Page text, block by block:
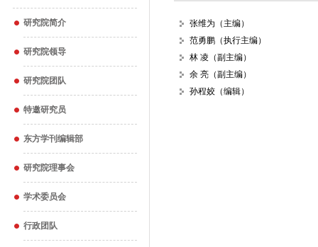
研究院简介
研究院领导
研究院团队
特邀研究员
东方学刊编辑部
研究院理事会
学术委员会
行政团队
张维为（主编）
范勇鹏（执行主编）
林 凌（副主编）
余 亮（副主编）
孙程姣（编辑）